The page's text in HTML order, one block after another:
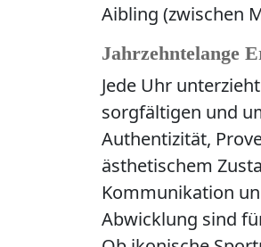
Aibling (zwischen
Jahrzehntelange
Jede Uhr
sorgfältigen und
Authentizität,
ästhetischem
Kommunikation
Abwicklung sind